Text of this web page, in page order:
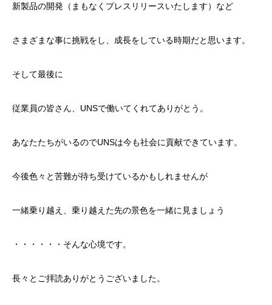
新製品の開発（まもなくプレスリリースいたします）など
さまざまな事に挑戦をし、成長をしている時期だと思います。
そして最後に
従業員の皆さん、UNSで働いてくれてありがとう。
あなたたちがいるのでUNSは今も社会に貢献できています。
今後色々と苦難が待ち受けているかもしれませんが
一緒乗り越え、乗り越えた先の景色を一緒に見ましょう
・・・・・・そんな心境です。
長々とご拝読ありがとうございました。